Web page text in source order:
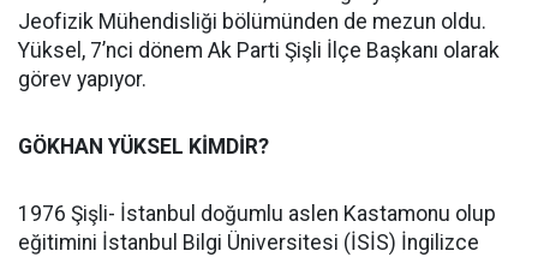
Jeofizik Mühendisliği bölümünden de mezun oldu.
Yüksel, 7’nci dönem Ak Parti Şişli İlçe Başkanı olarak
görev yapıyor.
GÖKHAN YÜKSEL KİMDİR?
1976 Şişli- İstanbul doğumlu aslen Kastamonu olup
eğitimini İstanbul Bilgi Üniversitesi (İSİS) İngilizce